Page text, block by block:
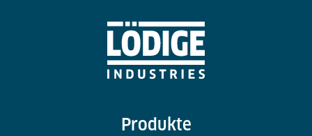
Produkte